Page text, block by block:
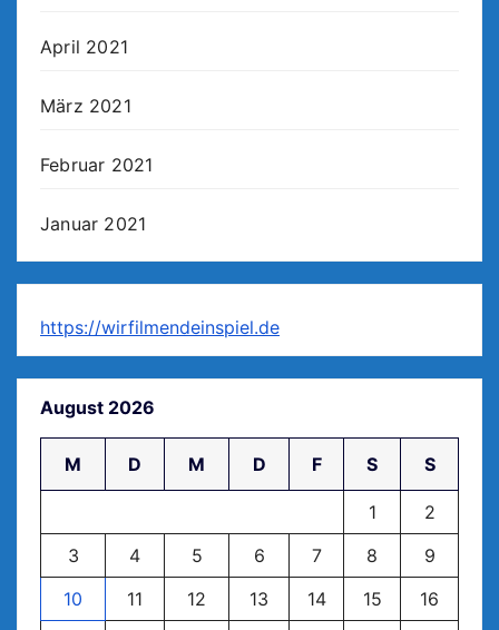
April 2021
März 2021
Februar 2021
Januar 2021
https://wirfilmendeinspiel.de
August 2026
M D M D F S S
1
2
3
4 5 6 7 8
9
10
11 12 13 14 15
16